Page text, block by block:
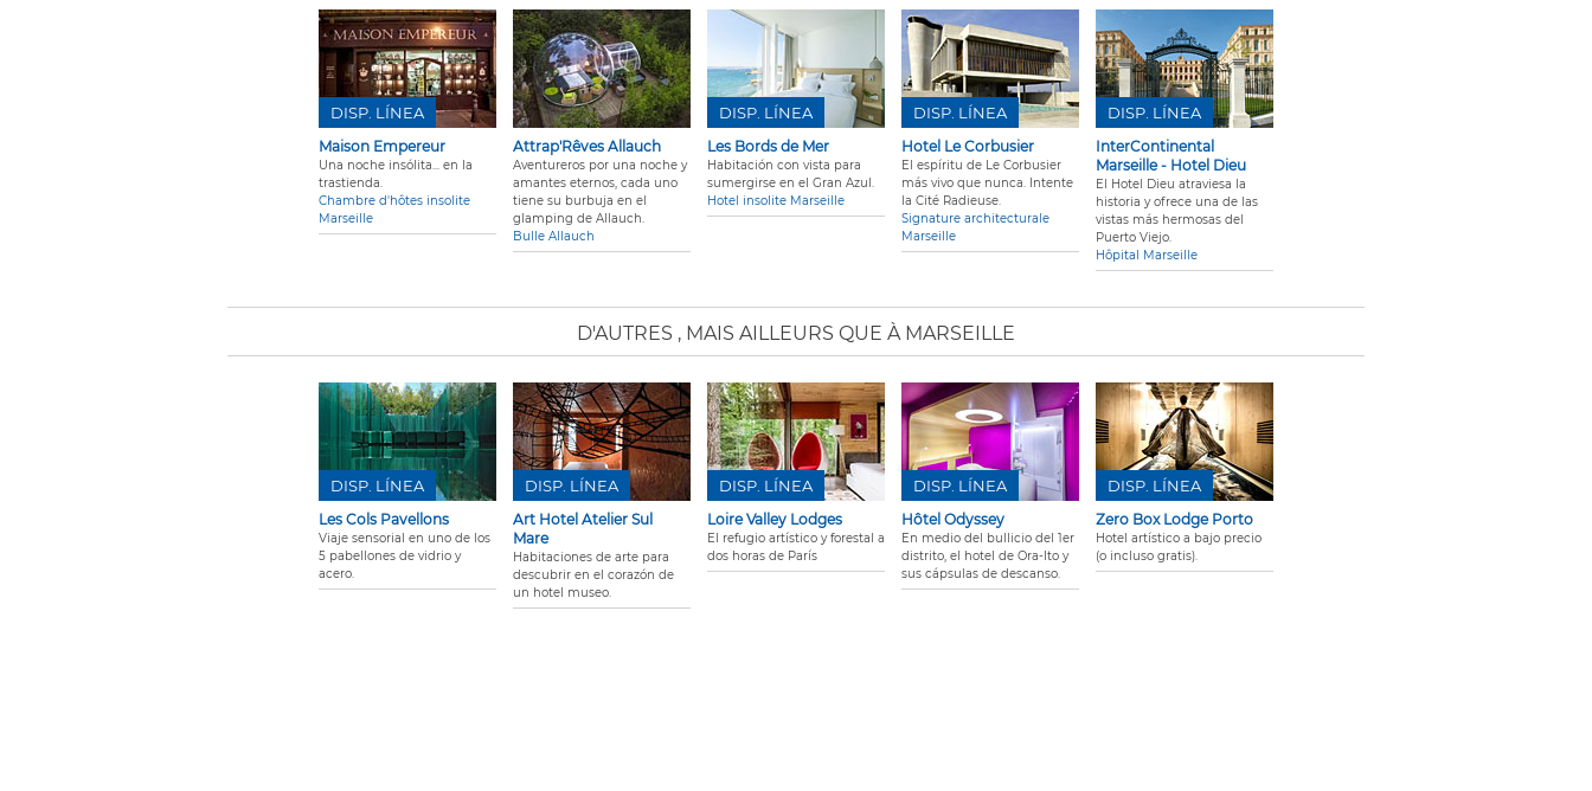
Maison Empereur
Una noche insólita... en la
trastienda.
Chambre d'hôtes insolite
Marseille
DISP. LÍNEA
Attrap'Rêves Allauch
Aventureros por una noche y
amantes eternos, cada uno
tiene su burbuja en el
glamping de Allauch.
Bulle Allauch
Les Bords de Mer
Habitación con vista para
sumergirse en el Gran Azul.
Hotel insolite Marseille
DISP. LÍNEA
Hotel Le Corbusier
El espíritu de Le Corbusier
más vivo que nunca. Intente
la Cité Radieuse.
Signature architecturale
Marseille
DISP. LÍNEA
InterContinental
Marseille - Hotel Dieu
El Hotel Dieu atraviesa la
historia y ofrece una de las
vistas más hermosas del
Puerto Viejo.
Hôpital Marseille
DISP. LÍNEA
D'AUTRES , MAIS AILLEURS QUE À MARSEILLE
Les Cols Pavellons
Viaje sensorial en uno de los
5 pabellones de vidrio y
acero.
DISP. LÍNEA
Art Hotel Atelier Sul
Mare
Habitaciones de arte para
descubrir en el corazón de
un hotel museo.
DISP. LÍNEA
Loire Valley Lodges
El refugio artístico y forestal a
dos horas de París
DISP. LÍNEA
Hôtel Odyssey
En medio del bullicio del 1er
distrito, el hotel de Ora-Ito y
sus cápsulas de descanso.
DISP. LÍNEA
Zero Box Lodge Porto
Hotel artístico a bajo precio
(o incluso gratis).
DISP. LÍNEA